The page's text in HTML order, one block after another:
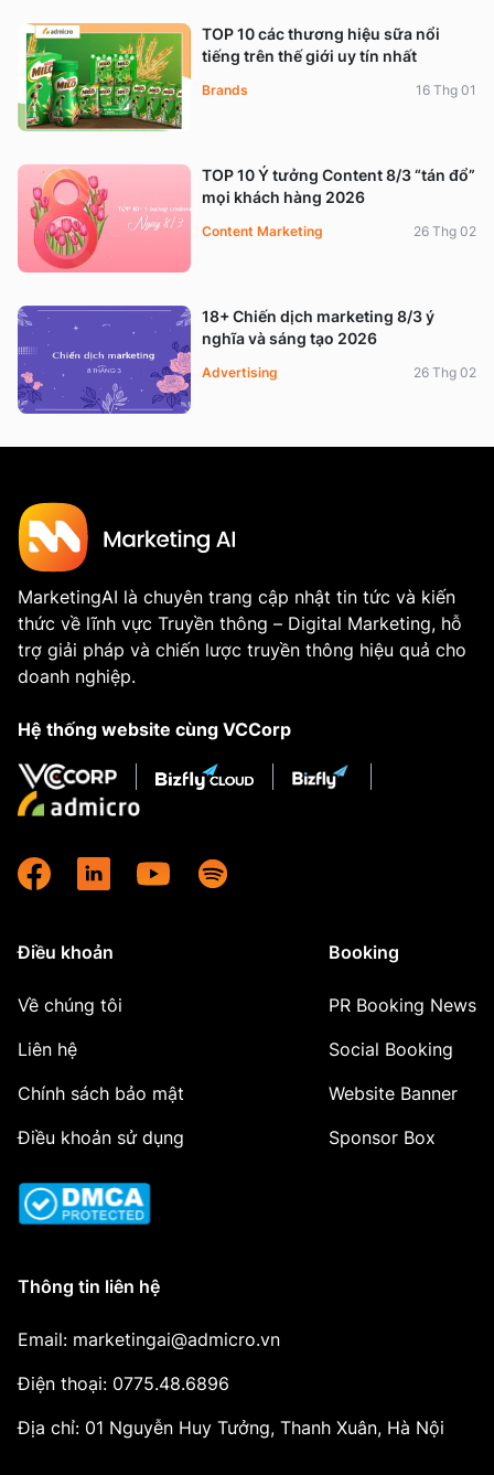
TOP 10 các thương hiệu sữa nổi
tiếng trên thế giới uy tín nhất
Brands 16 Thg 01
TOP 10 Ý tưởng Content 8/3 “tán đổ”
mọi khách hàng 2026
Content Marketing 26 Thg 02
18+ Chiến dịch marketing 8/3 ý
nghĩa và sáng tạo 2026
Advertising 26 Thg 02
MarketingAI là chuyên trang cập nhật tin tức và kiến
thức về lĩnh vực Truyền thông – Digital Marketing, hỗ
trợ giải pháp và chiến lược truyền thông hiệu quả cho
doanh nghiệp.
Hệ thống website cùng VCCorp
Điều khoản
Về chúng tôi
Liên hệ
Chính sách bảo mật
Điều khoản sử dụng
Booking
PR Booking News
Social Booking
Website Banner
Sponsor Box
Thông tin liên hệ
Email: marketingai@admicro.vn
Điện thoại: 0775.48.6896
Địa chỉ: 01 Nguyễn Huy Tưởng, Thanh Xuân, Hà Nội